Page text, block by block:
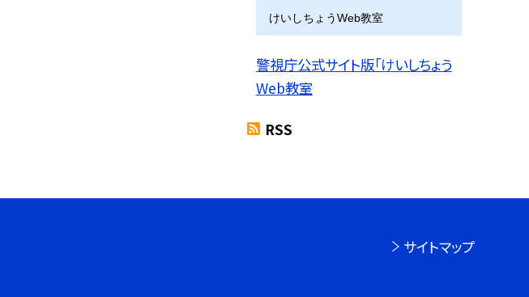
けいしちょうWeb教室
警視庁公式サイト版「けいしちょう
Web教室
RSS
サイトマップ